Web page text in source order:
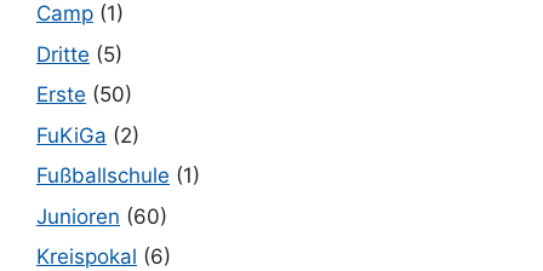
Camp (1)
Dritte (5)
Erste (50)
FuKiGa (2)
Fußballschule (1)
Junioren (60)
Kreispokal (6)